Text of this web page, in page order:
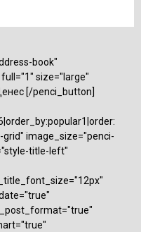
book"
size="large"
[/penci_button]
grid" image_size="penci-
title-left"